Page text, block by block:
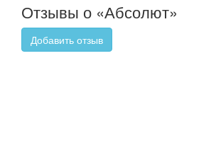
Отзывы о «Абсолют»
Добавить отзыв